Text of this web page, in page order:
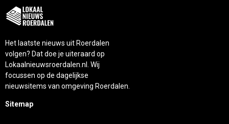
Het laatste nieuws uit Roerdalen
volgen? Dat doe je uiteraard op
Lokaalnieuwsroerdalen.nl. Wij
focussen op de dagelijkse
nieuwsitems van omgeving Roerdalen.
Sitemap